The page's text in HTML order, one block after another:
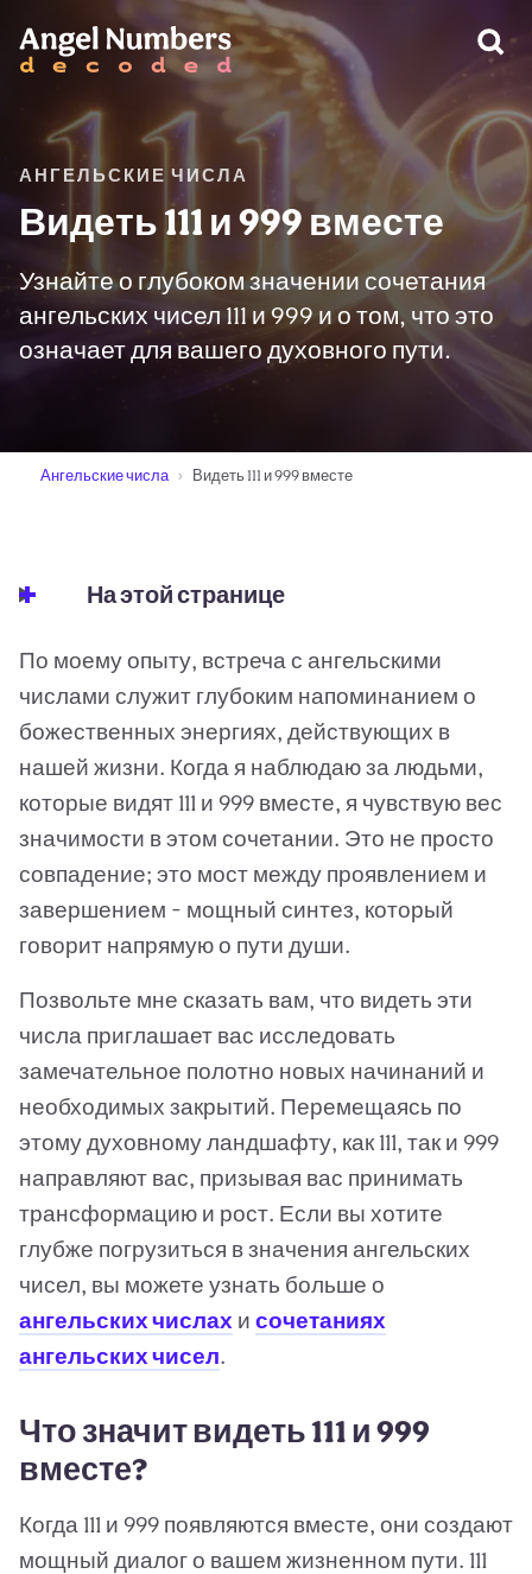
АНГЕЛЬСКИЕ ЧИСЛА
Видеть 111 и 999 вместе
Узнайте о глубоком значении сочетания
ангельских чисел 111 и 999 и о том, что это
означает для вашего духовного пути.
Ангельские числа Видеть 111 и 999 вместе
На этой странице
По моему опыту, встреча с ангельскими
числами служит глубоким напоминанием о
божественных энергиях, действующих в
нашей жизни. Когда я наблюдаю за людьми,
которые видят 111 и 999 вместе, я чувствую вес
значимости в этом сочетании. Это не просто
совпадение; это мост между проявлением и
завершением - мощный синтез, который
говорит напрямую о пути души.
Позвольте мне сказать вам, что видеть эти
числа приглашает вас исследовать
замечательное полотно новых начинаний и
необходимых закрытий. Перемещаясь по
этому духовному ландшафту, как 111, так и 999
направляют вас, призывая вас принимать
трансформацию и рост. Если вы хотите
глубже погрузиться в значения ангельских
чисел, вы можете узнать больше о
ангельских числах и сочетаниях
ангельских чисел.
Что значит видеть 111 и 999
вместе?
Когда 111 и 999 появляются вместе, они создают
мощный диалог о вашем жизненном пути. 111
ПРЕДУПРЕЖДЕНИЕ: